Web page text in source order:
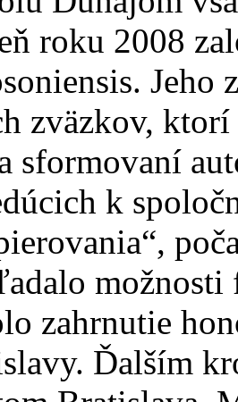
roku 2008
zväzkov,
sformovaní
k
zahrnutie
Ďalším